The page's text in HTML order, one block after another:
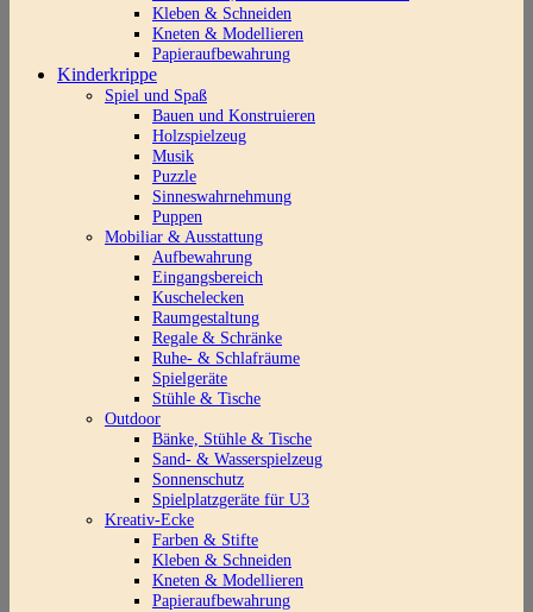
Kleben & Schneiden
Kneten & Modellieren
Papieraufbewahrung
Kinderkrippe
Spiel und Spaß
Bauen und Konstruieren
Holzspielzeug
Musik
Puzzle
Sinneswahrnehmung
Puppen
Mobiliar & Ausstattung
Aufbewahrung
Eingangsbereich
Kuschelecken
Raumgestaltung
Regale & Schränke
Ruhe- & Schlafräume
Spielgeräte
Stühle & Tische
Outdoor
Bänke, Stühle & Tische
Sand- & Wasserspielzeug
Sonnenschutz
Spielplatzgeräte für U3
Kreativ-Ecke
Farben & Stifte
Kleben & Schneiden
Kneten & Modellieren
Papieraufbewahrung